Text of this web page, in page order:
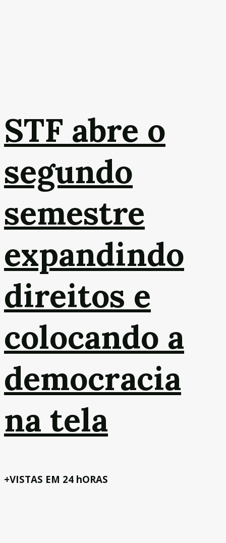
STF abre o
segundo
semestre
expandindo
direitos e
colocando a
democracia
na tela
+VISTAS EM 24 hORAS